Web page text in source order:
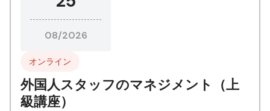
08/2026
オンライン
外国人スタッフのマネジメント（上
級講座）